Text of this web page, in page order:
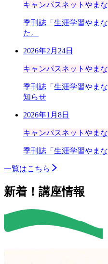
キャンパスネットやま
季刊誌「生涯学習やま
た。
2026年2月24日
キャンパスネットやま
季刊誌「生涯学習やま
知らせ
2026年1月8日
キャンパスネットやま
季刊誌「生涯学習やま
一覧はこちら
新着！講座情報